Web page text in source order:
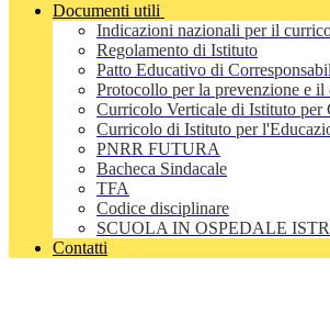
Documenti utili
Indicazioni nazionali per il
Regolamento di Istituto
Patto Educativo di
Protocollo per la prevenzione e
Curricolo Verticale di Istituto per
Curricolo di Istituto per
PNRR FUTURA
Bacheca Sindacale
TFA
Codice disciplinare
SCUOLA IN OSPEDALE
Contatti